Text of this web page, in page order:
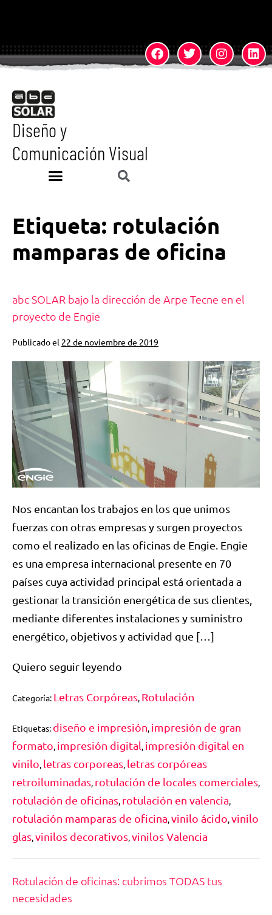
Diseño y
Comunicación Visual
Etiqueta: rotulación
mamparas de oficina
abc SOLAR bajo la dirección de Arpe Tecne en el
proyecto de Engie
Publicado el 22 de noviembre de 2019
Nos encantan los trabajos en los que unimos
fuerzas con otras empresas y surgen proyectos
como el realizado en las oficinas de Engie. Engie
es una empresa internacional presente en 70
países cuya actividad principal está orientada a
gestionar la transición energética de sus clientes,
mediante diferentes instalaciones y suministro
energético, objetivos y actividad que […]
Quiero seguir leyendo
Categoría: Letras Corpóreas, Rotulación
Etiquetas: diseño e impresión, impresión de gran
formato, impresión digital, impresión digital en
vinilo, letras corporeas, letras corpóreas
retroiluminadas, rotulación de locales comerciales,
rotulación de oficinas, rotulación en valencia,
rotulación mamparas de oficina,vinilo ácido,vinilo
glas,vinilos decorativos,vinilos Valencia
Rotulación de oficinas: cubrimos TODAS tus
necesidades